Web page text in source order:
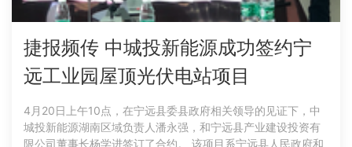
捷报频传 中城投新能源成功签约宁
远工业园屋顶光伏电站项目
4月20日上午10点，在宁远县委县政府相关领导的见证下，中
城投新能源湖南区域负责人潘永强，和宁远县产业建设投资有
限公司董事长杨学进签订了合约。 该项目系宁远县人民政府和